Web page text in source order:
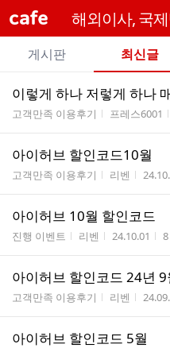
cafe
카
페
메
뉴
게시판 최신글
전
체
글
리
이렇게 하나 저렇게 하나
게시판명
고객만족 이용후기 작성자
프레스6001
아이허브 할인코드10월
게시판명
고객만족 이용후기 작성자
리벤 작성
아이허브 10월 할인코드
게시판명
진행 이벤트 작성자
리벤 작성시간
24.10.01 8
아이허브 할인코드 24년 9
게시판명
고객만족 이용후기 작성자
리벤 작성
아이허브 할인코드 5월